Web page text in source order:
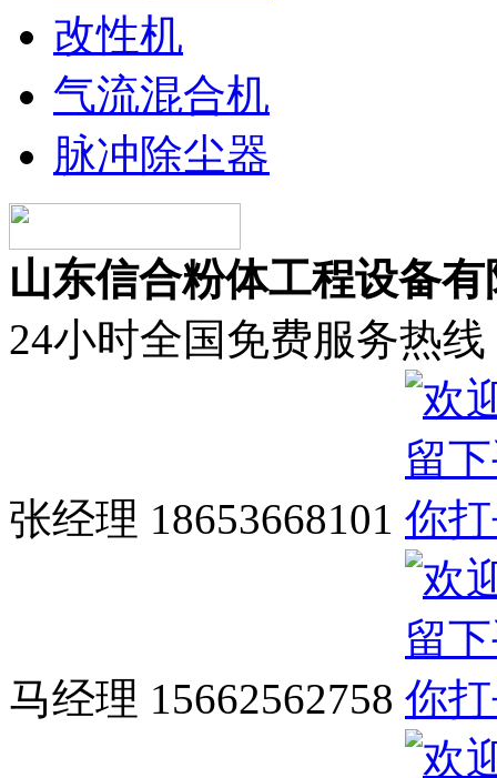
改性机
气流混合机
脉冲除尘器
山东信合粉体工程设备
24小时全国免费服务热线
张经理 18653668101
马经理 15662562758